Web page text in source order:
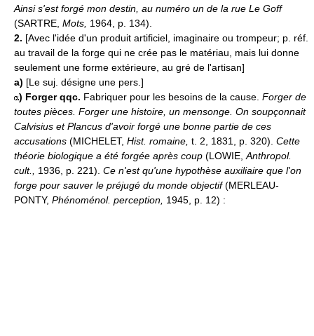
Ainsi s'est forgé mon destin, au numéro un de la rue Le Goff
(SARTRE, Mots, 1964, p. 134).
2. [Avec l'idée d'un produit artificiel, imaginaire ou trompeur; p. réf.
au travail de la forge qui ne crée pas le matériau, mais lui donne
seulement une forme extérieure, au gré de l'artisan]
a) [Le suj. désigne une pers.]
) Forger qqc. Fabriquer pour les besoins de la cause. Forger de
toutes pièces. Forger une histoire, un mensonge. On soupçonnait
Calvisius et Plancus d'avoir forgé une bonne partie de ces
accusations (MICHELET, Hist. romaine, t. 2, 1831, p. 320). Cette
théorie biologique a été forgée après coup (LOWIE, Anthropol.
cult., 1936, p. 221). Ce n'est qu'une hypothèse auxiliaire que l'on
forge pour sauver le préjugé du monde objectif(MERLEAU-
PONTY, Phénoménol. perception, 1945, p. 12) :